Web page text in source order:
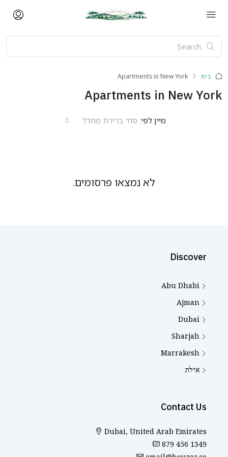
בית Apartments in New York
Apartments in New York
מיין לפי: סדר ברירת מחדל
לא נמצאו פרסומים.
Discover
Abu Dhabi
Ajman
Dubai
Sharjah
Marrakesh
אילת
Contact Us
Dubai, United Arab Emirates
879 456 1349